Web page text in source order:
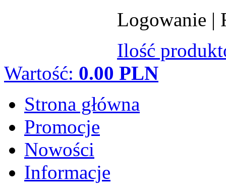
Logowanie |
Ilość
Wartość: 0.00 PLN
Strona główna
Promocje
Nowości
Informacje